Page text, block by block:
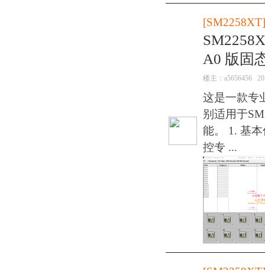
[SM2258XT]
A0 版固
楼主： a5656456
这是一款专
别适用于
能。 1. 基
控专 ...